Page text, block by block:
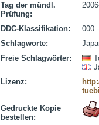
Tag der mündl.
Prüfung:
DDC-Klassifikation:
000
Schlagworte:
Freie Schlagwörter:
Lizenz:
Gedruckte Kopie
bestellen: